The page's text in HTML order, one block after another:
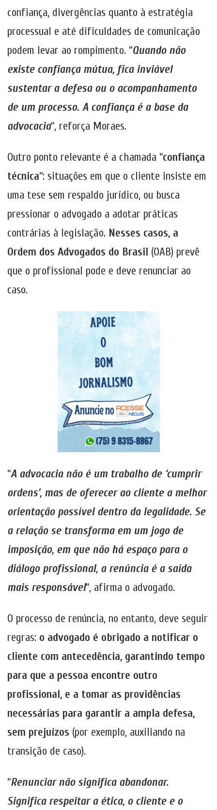
confiança, divergências quanto à estratégia
processual e até dificuldades de comunicação
podem levar ao rompimento. “Quando não
existe confiança mútua, fica inviável
sustentar a defesa ou o acompanhamento
de um processo. A confiança é a base da
advocacia“, reforça Moraes.
Outro ponto relevante é a chamada “confiança
técnica“: situações em que o cliente insiste em
uma tese sem respaldo jurídico, ou busca
pressionar o advogado a adotar práticas
contrárias à legislação. Nesses casos, a
Ordem dos Advogados do Brasil (OAB) prevê
que o profissional pode e deve renunciar ao
caso.
“A advocacia não é um trabalho de ‘cumprir
ordens’, mas de oferecer ao cliente a melhor
orientação possível dentro da legalidade. Se
a relação se transforma em um jogo de
imposição, em que não há espaço para o
diálogo profissional, a renúncia é a saída
mais responsável“, afirma o advogado.
O processo de renúncia, no entanto, deve seguir
regras: o advogado é obrigado a notificar o
cliente com antecedência, garantindo tempo
para que a pessoa encontre outro
profissional, e a tomar as providências
necessárias para garantir a ampla defesa,
sem prejuízos (por exemplo, auxiliando na
transição de caso).
“Renunciar não significa abandonar.
Significa respeitar a ética, o cliente e o